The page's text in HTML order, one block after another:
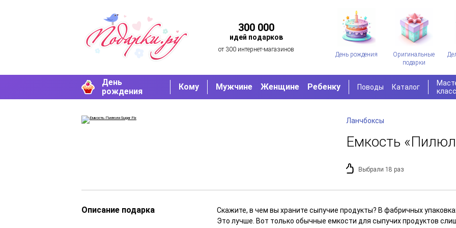
300 000
идей подарков
от 300 интернет-магазинов
День рождения
Оригинальные
подарки
День
рождения
Кому Мужчине Женщине Ребенку Поводы Каталог
Ланчбоксы
Емкость
Выбрали 18 раз
Описание подарка
Скажите, в чем вы храните сыпучие продукты? В фабричных
Это лучше. Вот только обычные емкости для сыпучих продуктов